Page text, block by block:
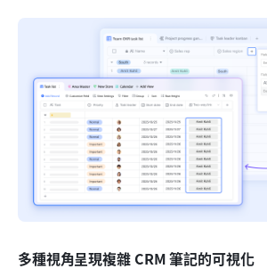
多種視角呈現複雜 CRM 筆記的可視化